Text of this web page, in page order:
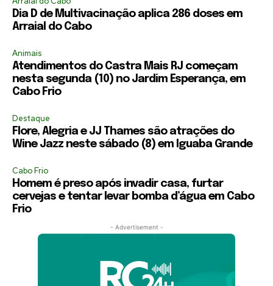
Dia D de Multivacinação aplica 286 doses em
Arraial do Cabo
Animais
Atendimentos do Castra Mais RJ começam
nesta segunda (10) no Jardim Esperança, em
Cabo Frio
Destaque
Flore, Alegria e JJ Thames são atrações do
Wine Jazz neste sábado (8) em Iguaba Grande
Cabo Frio
Homem é preso após invadir casa, furtar
cervejas e tentar levar bomba d’água em Cabo
Frio
- Advertisement -